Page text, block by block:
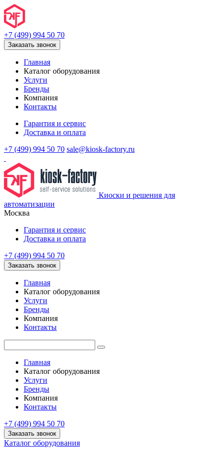
+7 (499) 994 50 70
Заказать звонок
Главная
Каталог оборудования
Услуги
Бренды
Компания
Контакты
Гарантия и сервис
Доставка и оплата
+7 (499) 994 50 70 sale@kiosk-factory.ru
Киоски и решения для
автоматизации
Москва
Гарантия и сервис
Доставка и оплата
+7 (499) 994 50 70
Заказать звонок
Главная
Каталог оборудования
Услуги
Бренды
Компания
Контакты
Главная
Каталог оборудования
Услуги
Бренды
Компания
Контакты
+7 (499) 994 50 70
Заказать звонок
Каталог оборудования